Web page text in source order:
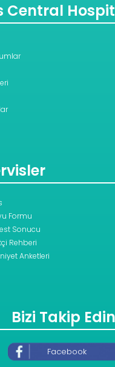
Central
Formu
Sonucu
Rehberi
Anketleri
Bizi Takip Edin
Facebook